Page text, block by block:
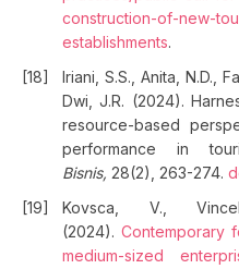
construction-of-new-
establishments.
Iriani, S.S., Anita, N.D.,
Dwi, J.R. (2024).
resource-based
performance in
Bisnis, 28(2), 263-274.
Kovsca, V.,
(2024). Contemporary
medium-sized